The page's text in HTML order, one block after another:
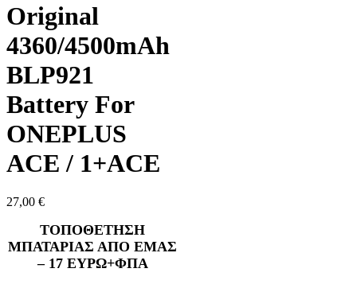
Original
4360/4500mAh
BLP921
Battery For
ONEPLUS
ACE / 1+ACE
27,00 €
ΤΟΠΟΘΕΤΗΣΗ
ΜΠΑΤΑΡΙΑΣ ΑΠΟ ΕΜΑΣ
– 17 ΕΥΡΩ+ΦΠΑ